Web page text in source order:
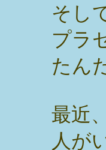
そし
プラ
たん
最近
人が